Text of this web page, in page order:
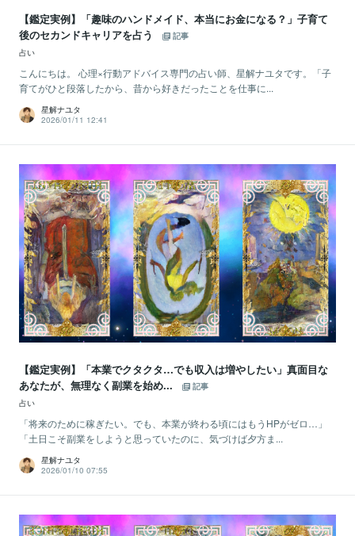
【鑑定実例】「趣味のハンドメイド、本当にお金になる？」子育て
後のセカンドキャリアを占う
記事
占い
こんにちは。 心理×行動アドバイス専門の占い師、星解ナユタです。「子
育てがひと段落したから、昔から好きだったことを仕事に...
星解ナユタ
2026/01/11 12:41
【鑑定実例】「本業でクタクタ…でも収入は増やしたい」真面目な
あなたが、無理なく副業を始め...
記事
占い
「将来のために稼ぎたい。でも、本業が終わる頃にはもうHPがゼロ…」
「土日こそ副業をしようと思っていたのに、気づけば夕方ま...
星解ナユタ
2026/01/10 07:55